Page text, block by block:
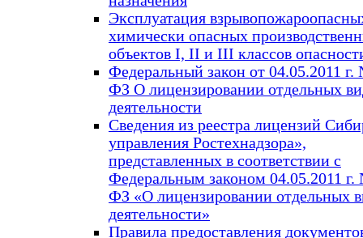
Эксплуатация
химически опасных
объектов I, II и III классов
Федеральный закон от 04.05.2011
ФЗ О лицензировании отдельных
деятельности
Сведения из реестра лицензий
управления Ростехнадзора»,
представленных в соответствии с
Федеральным законом 04.05.2011
ФЗ «О лицензировании отдельных
деятельности»
Правила предоставления